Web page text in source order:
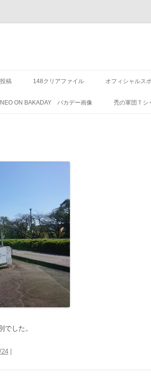
稿 148クリアファイル オフィシャルス
ON BAKADAY バカデー画像 禿の軍団Ｔシ
した。
24